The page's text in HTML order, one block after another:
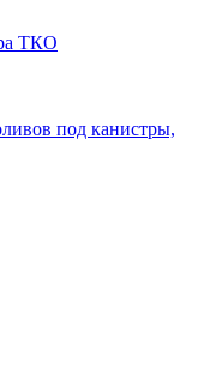
ТКО
под канистры,